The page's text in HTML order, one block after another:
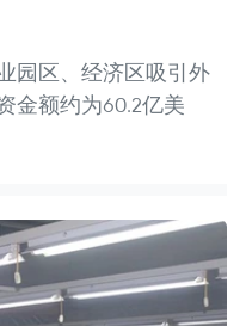
园区、经济区吸引外
金额约为60.2亿美